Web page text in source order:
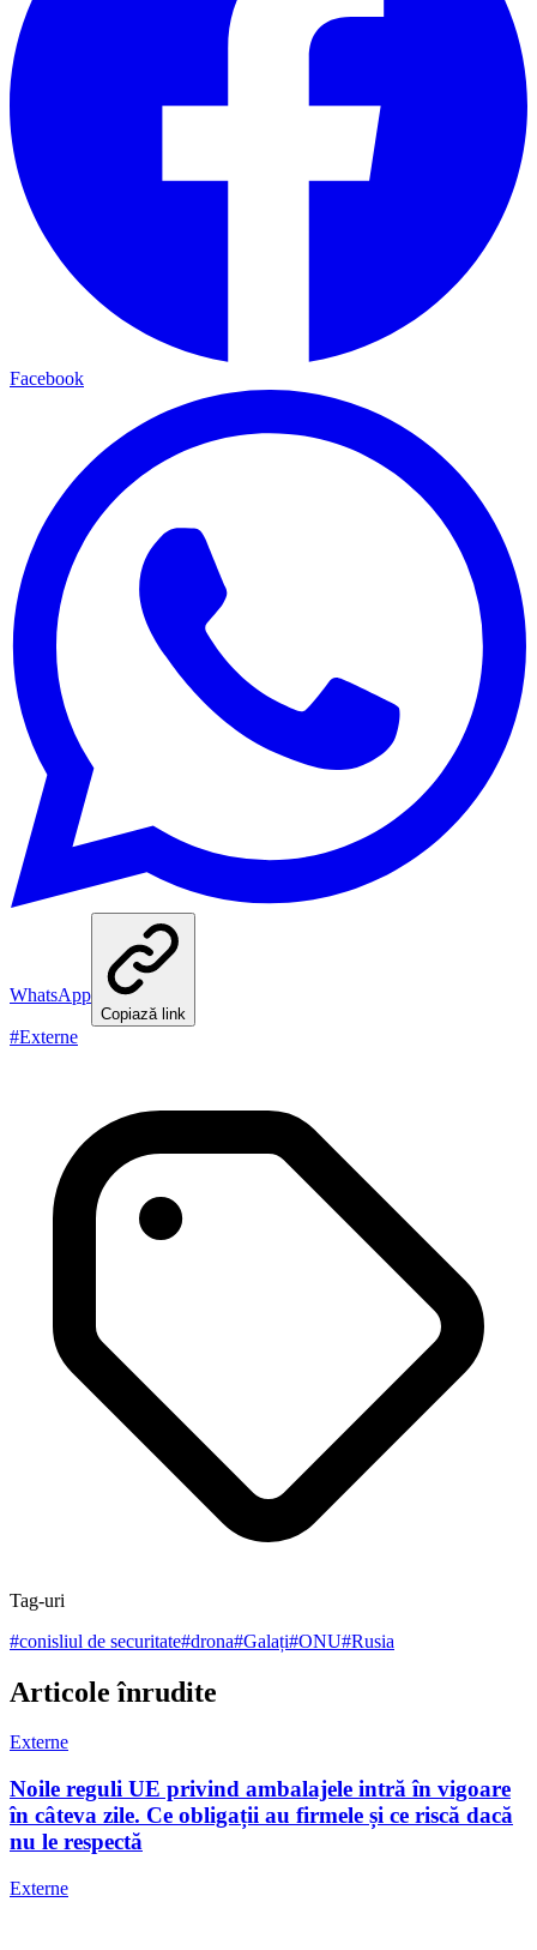
Facebook
WhatsApp
Copiază link
#Externe
Tag-uri
#conisliul de securitate#drona#Galați#ONU#Rusia
Articole înrudite
Externe
Noile reguli UE privind ambalajele intră în vigoare
în câteva zile. Ce obligații au firmele și ce riscă dacă
nu le respectă
Externe